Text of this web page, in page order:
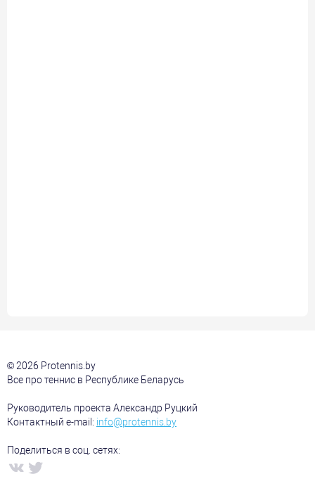
© 2026 Protennis.by
Все про теннис в Республике Беларусь
Руководитель проекта Александр Руцкий
Контактный e-mail: info@protennis.by
Поделиться в соц. сетях: